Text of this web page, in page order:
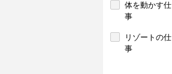
体を動かす仕
事
リゾートの仕
事